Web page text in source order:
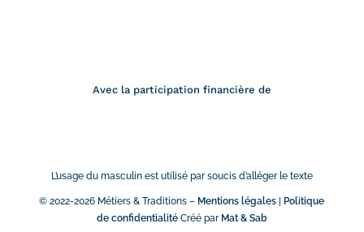
Avec la participation financière de
L’usage du masculin est utilisé par soucis d’alléger le texte
© 2022-2026 Métiers & Traditions – Mentions légales
Politique
de confidentialitéCréé par Mat & Sab